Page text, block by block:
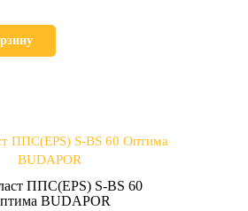
ППС(EPS) S-BS 60
BUDAPOR